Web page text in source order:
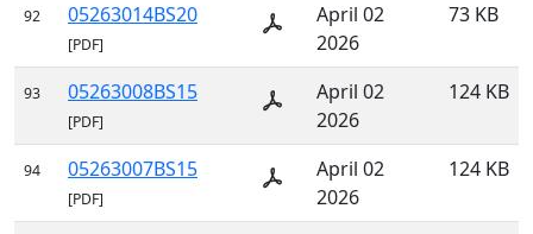
92 05263014BS20
[PDF]
April 02
2026
73 KB
93 05263008BS15
[PDF]
April 02
2026
124 KB
94 05263007BS15
[PDF]
April 02
2026
124 KB